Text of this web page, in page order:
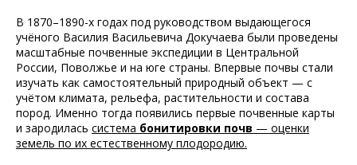
В 1870–1890-х годах под руководством выдающегося
учёного Василия Васильевича Докучаева были проведены
масштабные почвенные экспедиции в Центральной
России, Поволжье и на юге страны. Впервые почвы стали
изучать как самостоятельный природный объект — с
учётом климата, рельефа, растительности и состава
пород. Именно тогда появились первые почвенные карты
и зародилась система бонитировки почв — оценки
земель по их естественному плодородию.